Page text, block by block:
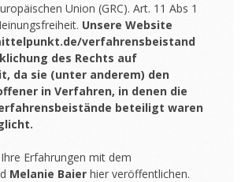
Union (GRC). Art. 11 Abs 1
Unsere Website
verfahrensbeistand
des Rechts auf
da sie (unter anderem) den
in Verfahren, in denen die
beteiligt waren
Erfahrungen mit dem
Melanie Baier hier veröffentlichen.